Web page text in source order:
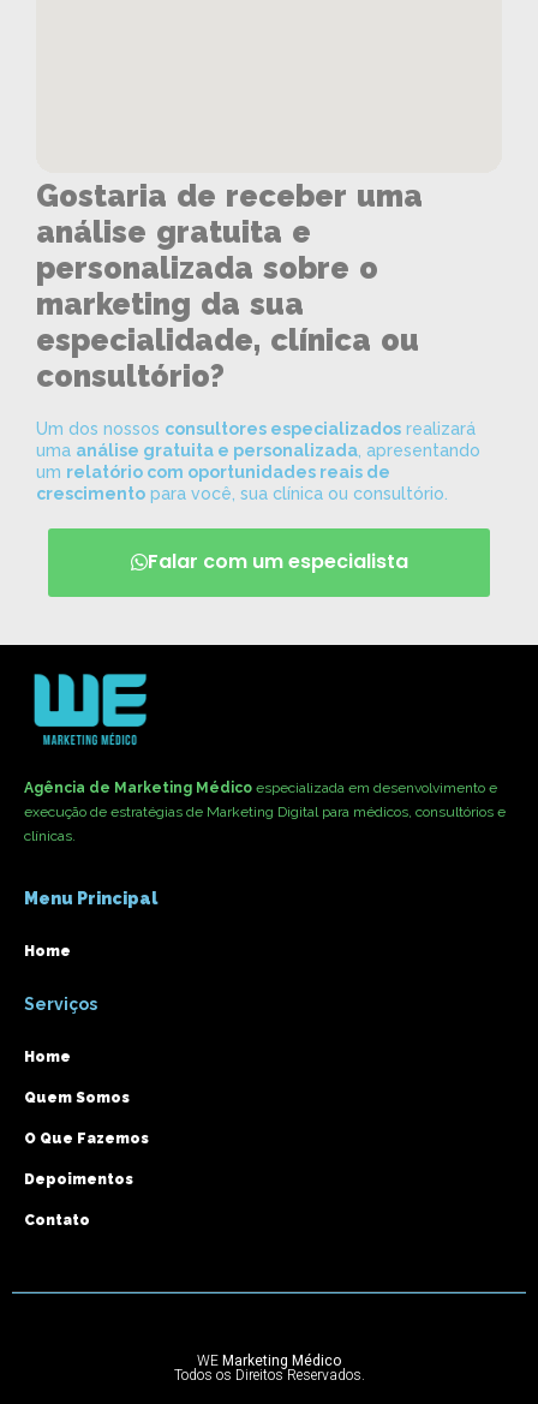
Gostaria de receber uma
análise gratuita e
personalizada sobre o
marketing da sua
especialidade, clínica ou
consultório?
Um dos nossos consultores especializados realizará
uma análise gratuita e personalizada , apresentando
um relatório com oportunidades reais de
crescimento para você, sua clínica ou consultório.
Falar com um especialista
Agência de Marketing Médico especializada em desenvolvimento e
execução de estratégias de Marketing Digital para médicos, consultórios e
clínicas.
Menu Principal
Home
Serviços
Home
Quem Somos
O Que Fazemos
Depoimentos
Contato
WEMarketing Médico
Todos os Direitos Reservados.